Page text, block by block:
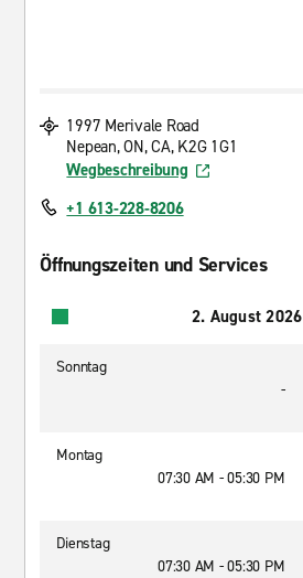
1997 Merivale Road
Nepean, ON, CA, K2G 1G1
Wegbeschreibung
+1 613-228-8206
Öffnungszeiten und Services
2. August 2026
Sonntag
-
Montag
07:30 AM - 05:30 PM
Dienstag
07:30 AM - 05:30 PM